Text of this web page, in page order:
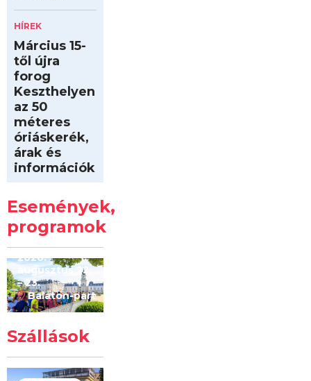
HÍREK
Március 15-
től újra
forog
Keszthelyen
az 50
méteres
óriáskerék,
árak és
információk
Események,
programok
Kilóméterek
2026
2026.
augusztus 22
– 23.
Balaton-part
Szállások